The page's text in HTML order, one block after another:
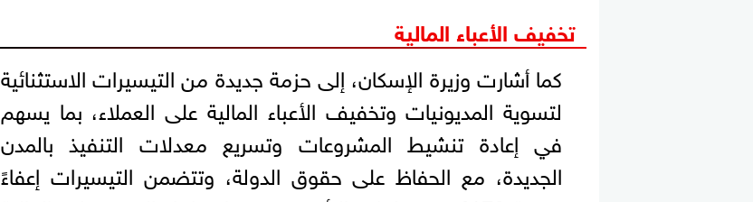
تخفيف الأعباء المالية
كما أشارت وزيرة الإسكان، إلى حزمة جديدة من التيسيرات الاستثنائية
لتسوية المديونيات وتخفيف الأعباء المالية على العملاء، بما يسهم
في إعادة تنشيط المشروعات وتسريع معدلات التنفيذ بالمدن
الجديدة، مع الحفاظ على حقوق الدولة، وتتضمن التيسيرات إعفاءً